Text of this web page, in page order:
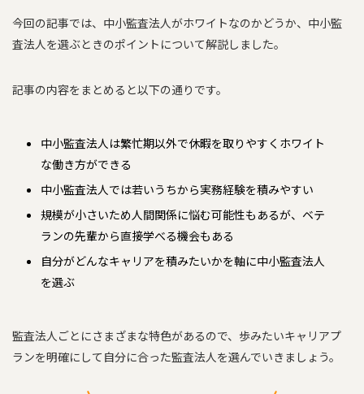
今回の記事では、中小監査法人がホワイトなのかどうか、中小監
査法人を選ぶときのポイントについて解説しました。
記事の内容をまとめると以下の通りです。
中小監査法人は繁忙期以外で休暇を取りやすくホワイト
な働き方ができる
中小監査法人では若いうちから実務経験を積みやすい
規模が小さいため人間関係に悩む可能性もあるが、ベテ
ランの先輩から直接学べる機会もある
自分がどんなキャリアを積みたいかを軸に中小監査法人
を選ぶ
監査法人ごとにさまざまな特色があるので、歩みたいキャリアプ
ランを明確にして自分に合った監査法人を選んでいきましょう。